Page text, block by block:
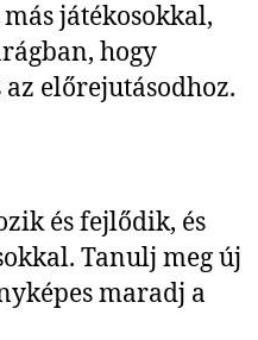
játékosokkal,
hogy
az előrejutásodhoz.
és fejlődik, és
Tanulj meg új
maradj a